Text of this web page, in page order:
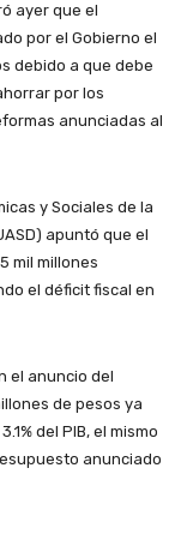
ayer que el
por el Gobierno el
debido a que debe
por los
anunciadas al
y Sociales de la
apuntó que el
mil millones
el déficit fiscal en
el anuncio del
de pesos ya
del PIB, el mismo
anunciado